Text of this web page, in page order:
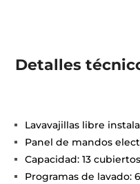
Detalles
Lavavajillas libre
Panel de mandos
Capacidad: 13 cubiertos
Programas de lavado: 6